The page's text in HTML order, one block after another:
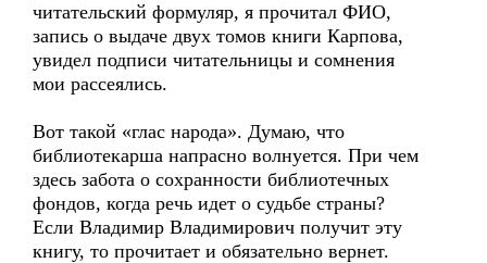
читательский формуляр, я прочитал ФИО,
запись о выдаче двух томов книги Карпова,
увидел подписи читательницы и сомнения
мои рассеялись.
Вот такой «глас народа». Думаю, что
библиотекарша напрасно волнуется. При чем
здесь забота о сохранности библиотечных
фондов, когда речь идет о судьбе страны?
Если Владимир Владимирович получит эту
книгу, то прочитает и обязательно вернет.